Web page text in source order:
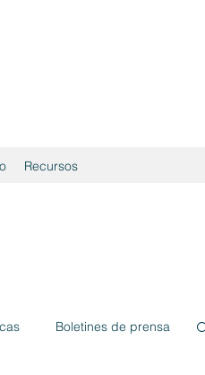
Recursos
Boletines de prensa